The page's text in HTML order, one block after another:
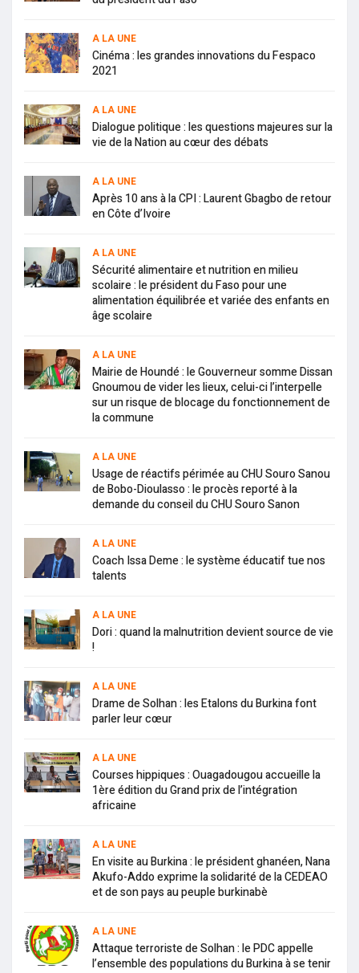
A LA UNE
Cinéma : les grandes innovations du Fespaco
2021
A LA UNE
Dialogue politique : les questions majeures sur la
vie de la Nation au cœur des débats
A LA UNE
Après 10 ans à la CPI : Laurent Gbagbo de retour
en Côte d’Ivoire
A LA UNE
Sécurité alimentaire et nutrition en milieu
scolaire : le président du Faso pour une
alimentation équilibrée et variée des enfants en
âge scolaire
A LA UNE
Mairie de Houndé : le Gouverneur somme Dissan
Gnoumou de vider les lieux, celui-ci l’interpelle
sur un risque de blocage du fonctionnement de
la commune
A LA UNE
Usage de réactifs périmée au CHU Souro Sanou
de Bobo-Dioulasso : le procès reporté à la
demande du conseil du CHU Souro Sanon
A LA UNE
Coach Issa Deme : le système éducatif tue nos
talents
A LA UNE
Dori : quand la malnutrition devient source de vie
!
A LA UNE
Drame de Solhan : les Etalons du Burkina font
parler leur cœur
A LA UNE
Courses hippiques : Ouagadougou accueille la
1ère édition du Grand prix de l’intégration
africaine
A LA UNE
En visite au Burkina : le président ghanéen, Nana
Akufo-Addo exprime la solidarité de la CEDEAO
et de son pays au peuple burkinabè
A LA UNE
Attaque terroriste de Solhan : le PDC appelle
l’ensemble des populations du Burkina à se tenir